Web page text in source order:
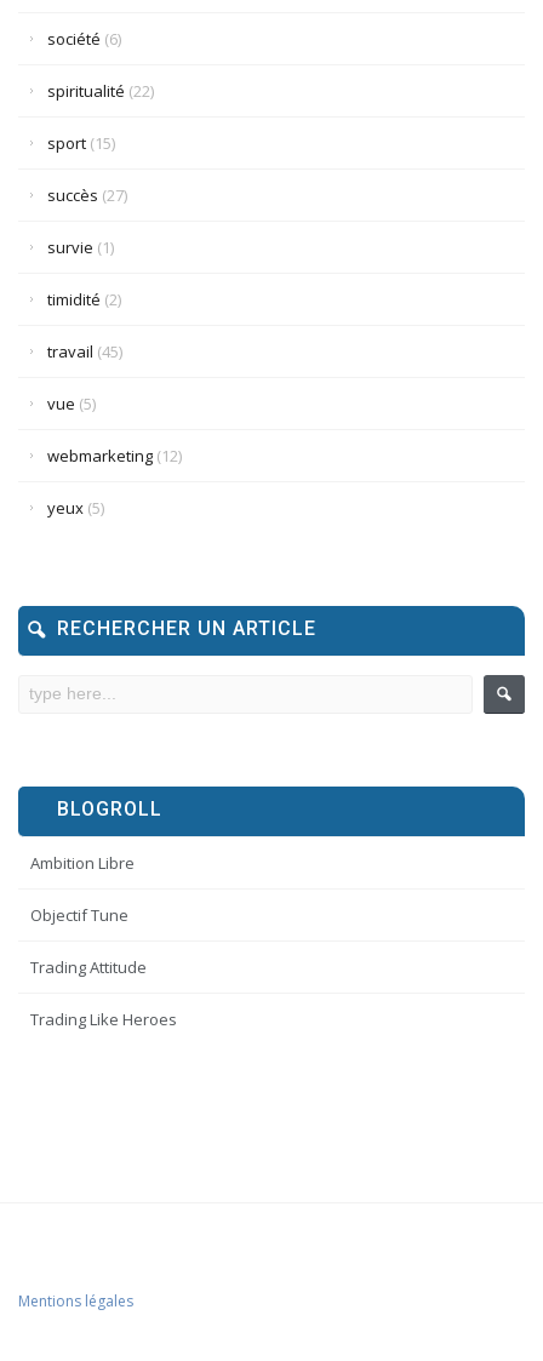
société (6)
spiritualité (22)
sport (15)
succès (27)
survie (1)
timidité (2)
travail (45)
vue (5)
webmarketing (12)
yeux (5)
RECHERCHER UN ARTICLE
BLOGROLL
Ambition Libre
Objectif Tune
Trading Attitude
Trading Like Heroes
Mentions légales